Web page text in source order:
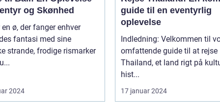
og Skønhed
ø, der fanger enhver
fantasi med sine
strande, frodige rismarker
2024
guide til en eventyrlig
oplevelse
Indledning: Velkommen til
omfattende guide til at rejse
Thailand, et land rigt på
hist...
17 januar 2024